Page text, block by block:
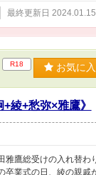
最終更新日 2024.01.15
R18 お気に
綾+愁弥×雅鷹》
雅鷹総受けの入れ替わ
卒業式の日、綾の親戚